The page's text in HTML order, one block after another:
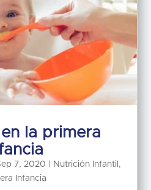
la primera
7, 2020 Nutrición Infantil ,
Infancia